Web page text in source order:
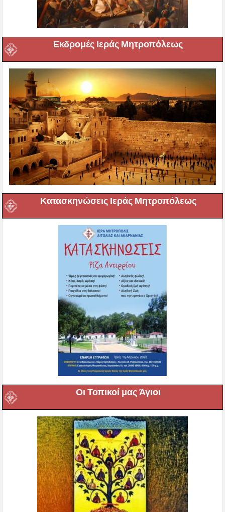
Εκδρομές Ιεράς Μητροπόλεως
Κατασκηνώσεις Ιεράς Μητροπόλεως
Οι Τοπικοί μας Άγιοι